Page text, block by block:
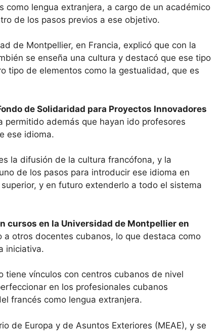
como lengua extranjera, a cargo de un académico
de los pasos previos a ese objetivo.
de Montpellier, en Francia, explicó que con la
se enseña una cultura y destacó que ese tipo
tipo de elementos como la gestualidad, que es
de Solidaridad para Proyectos Innovadores
además que hayan ido profesores
ese idioma.
la difusión de la cultura francófona, y la
de los pasos para introducir ese idioma en
y en futuro extenderlo a todo el sistema
cursos en la Universidad de Montpellier en
a otros docentes cubanos, lo que destaca como
iniciativa.
tiene vínculos con centros cubanos de nivel
en los profesionales cubanos
francés como lengua extranjera.
de Europa y de Asuntos Exteriores (MEAE), y se